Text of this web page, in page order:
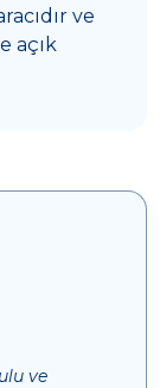
ve
açık
ve